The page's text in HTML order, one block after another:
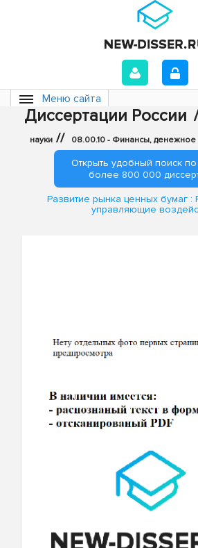
Меню сайта
Диссертации России
науки // 08.00.10 - Финансы, денежное
Открыть удобный поиск по
более 800 000
Развитие рынка ценных бумаг :
управляющие